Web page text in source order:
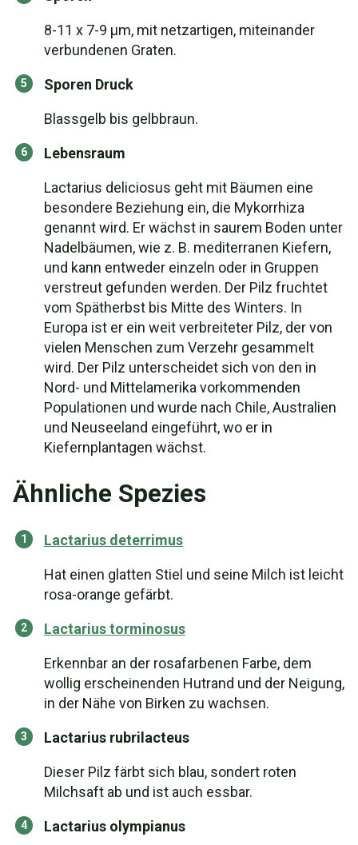
8-11 x 7-9 µm, mit netzartigen, miteinander
verbundenen Graten.
Sporen Druck
Blassgelb bis gelbbraun.
Lebensraum
Lactarius deliciosus geht mit Bäumen eine
besondere Beziehung ein, die Mykorrhiza
genannt wird. Er wächst in saurem Boden unter
Nadelbäumen, wie z. B. mediterranen Kiefern,
und kann entweder einzeln oder in Gruppen
verstreut gefunden werden. Der Pilz fruchtet
vom Spätherbst bis Mitte des Winters. In
Europa ist er ein weit verbreiteter Pilz, der von
vielen Menschen zum Verzehr gesammelt
wird. Der Pilz unterscheidet sich von den in
Nord- und Mittelamerika vorkommenden
Populationen und wurde nach Chile, Australien
und Neuseeland eingeführt, wo er in
Kiefernplantagen wächst.
Ähnliche Spezies
Lactarius deterrimus
Hat einen glatten Stiel und seine Milch ist leicht
rosa-orange gefärbt.
Lactarius torminosus
Erkennbar an der rosafarbenen Farbe, dem
wollig erscheinenden Hutrand und der Neigung,
in der Nähe von Birken zu wachsen.
Lactarius rubrilacteus
Dieser Pilz färbt sich blau, sondert roten
Milchsaft ab und ist auch essbar.
Lactarius olympianus